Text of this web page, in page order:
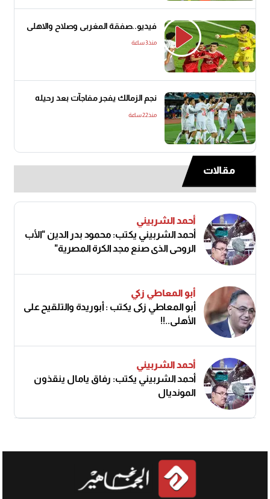
فيديو..صفقة المغربى وصلاح والاهلى
منذ3 ساعة
نجم الزمالك يفجر مفاجآت بعد رحيله
منذ22 ساعة
مقالات
أحمد الشربيني
أحمد الشربيني يكتب: محمود بدر الدين "الأب
الروحي الذي صنع مجد الكرة المصرية"
أبو المعاطي زكي
أبو المعاطي زكى يكتب : أبوريدة والتلقيح على
الأهلى..!!
أحمد الشربيني
أحمد الشربيني يكتب: رفاق يامال ينقذون
المونديال